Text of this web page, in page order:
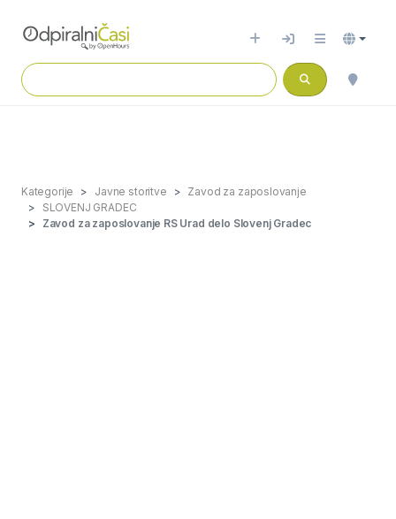
Kategorije Javne storitve
Zavod za zaposlovanje
SLOVENJ GRADEC
Zavod za zaposlovanje RS Urad delo Slovenj Gradec